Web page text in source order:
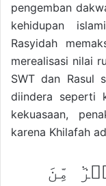
pengemban
kehidupan
Rasyidah
merealisasi nilai
SWT dan Rasul
diindera seperti
kekuasaan,
karena Khilafah
مِّنَ